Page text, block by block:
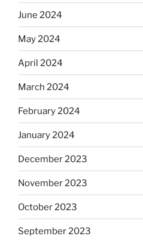
June 2024
May 2024
April 2024
March 2024
February 2024
January 2024
December 2023
November 2023
October 2023
September 2023